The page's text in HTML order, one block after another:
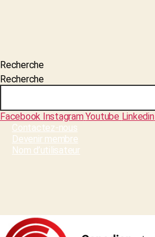
Recherche
Recherche
Facebook InstagramYoutube Linkedin
Contactez-nous
Devenir membre
Nom d’utilisateur